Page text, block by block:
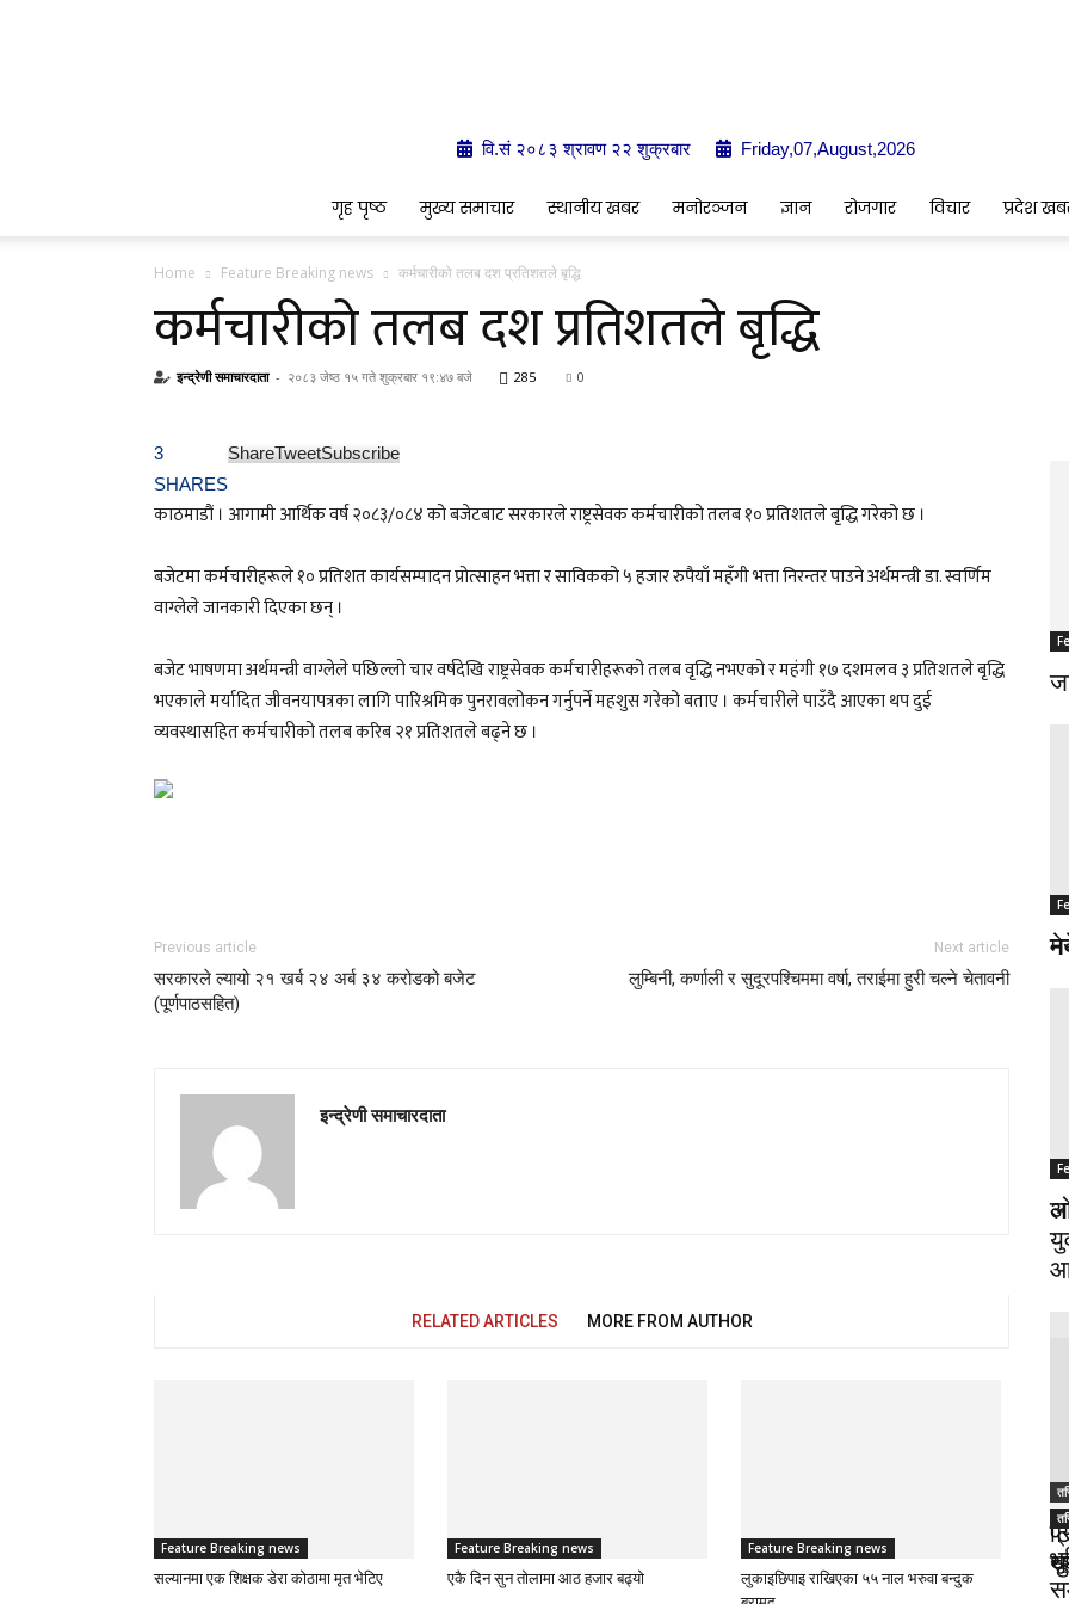
Indrenionline.com
वि.सं २०८३ श्रावण २२ शुक्रबार Friday,07,August,2026
गृह पृष्ठ मुख्य समाचार स्थानीय खबर मनोरञ्जन ज्ञान रोजगार विचार प्रदेश
Home Feature Breaking news कर्मचारीको तलब दश प्रतिशतले बृद्धि
कर्मचारीको तलब दश प्रतिशतले बृद्धि
इन्द्रेणी समाचारदाता - २०८३ जेष्ठ १५ गते शुक्रबार १९:४७ बजे 285 0
3
SHARES
ShareTweetSubscribe
काठमाडौं । आगामी आर्थिक वर्ष २०८३/०८४ को बजेटबाट सरकारले राष्ट्रसेवक कर्मचारीको तलब १० प्रतिशतले बृद्धि गरेको छ ।
बजेटमा कर्मचारीहरूले १० प्रतिशत कार्यसम्पादन प्रोत्साहन भत्ता र साविकको ५ हजार रुपैयाँ महँगी भत्ता निरन्तर पाउने अर्थमन्त्री डा. स्वर्णिम
वाग्लेले जानकारी दिएका छन् ।
बजेट भाषणमा अर्थमन्त्री वाग्लेले पछिल्लो चार वर्षदेखि राष्ट्रसेवक कर्मचारीहरूको तलब वृद्धि नभएको र महंगी १७ दशमलव ३ प्रतिशतले बृद्धि
भएकाले मर्यादित जीवनयापत्रका लागि पारिश्रमिक पुनरावलोकन गर्नुपर्ने महशुस गरेको बताए । कर्मचारीले पाउँदै आएका थप दुई
व्यवस्थासहित कर्मचारीको तलब करिब २१ प्रतिशतले बढ्ने छ ।
Previous article
सरकारले ल्यायो २१ खर्ब २४ अर्ब ३४ करोडको बजेट
(पूर्णपाठसहित)
Next article
लुम्बिनी, कर्णाली र सुदूरपश्चिममा वर्षा, तराईमा हुरी चल्ने चेतावनी
इन्द्रेणी समाचारदाता
RELATED ARTICLES MORE FROM AUTHOR
Feature Breaking news
सल्यानमा एक शिक्षक डेरा कोठामा मृत भेटिए
Feature Breaking news
एकै दिन सुन तोलामा आठ हजार बढ्यो
Feature Breaking news
लुकाइछिपाइ राखिएका ५५ नाल भरुवा बन्दुक